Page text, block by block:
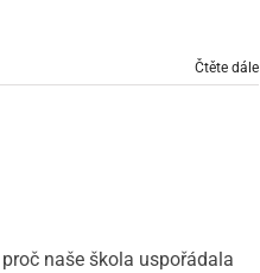
Čtěte dále
naše škola uspořádala